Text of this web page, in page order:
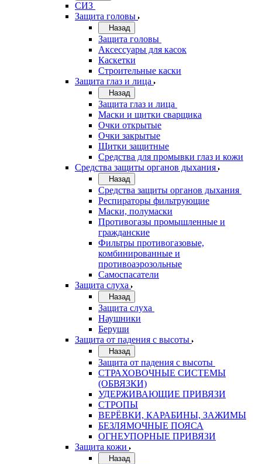
СИЗ
Защита головы
Назад
Защита головы
Аксессуары для касок
Каскетки
Строительные каски
Защита глаз и лица
Назад
Защита глаз и лица
Маски и щитки сварщика
Очки открытые
Очки закрытые
Щитки защитные
Средства для промывки глаз и кожи
Средства защиты органов дыхания
Назад
Средства защиты органов дыхания
Респираторы фильтрующие
Маски, полумаски
Противогазы промышленные и
гражданские
Фильтры противогазовые,
комбинированные и
противоаэрозольные
Самоспасатели
Защита слуха
Назад
Защита слуха
Наушники
Беруши
Защита от падения с высоты
Назад
Защита от падения с высоты
СТРАХОВОЧНЫЕ СИСТЕМЫ
(ОБВЯЗКИ)
УДЕРЖИВАЮЩИЕ ПРИВЯЗИ
СТРОПЫ
ВЕРЁВКИ, КАРАБИНЫ, ЗАЖИМЫ
БЕЗЛЯМОЧНЫЕ ПОЯСА
ОГНЕУПОРНЫЕ ПРИВЯЗИ
Защита кожи
Назад